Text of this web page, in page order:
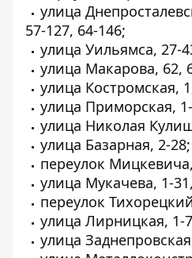
улица
57-127, 64-146;
улица Уильямса, 27-
улица Макарова, 62,
улица Костромская,
улица Приморская,
улица Николая
улица Базарная, 2-28;
переулок
улица Мукачева, 1-
переулок
улица Лирницкая, 1-
улица